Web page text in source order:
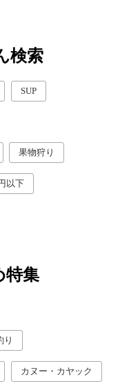
検索
SUP
果物狩り
以下
特集
り
カヌー・カヤック